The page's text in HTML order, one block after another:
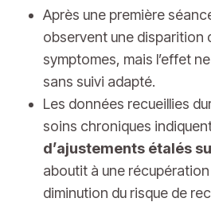
Après une première
observent une disparition
symptomes, mais l’effet
sans suivi adapté.
Les données recueillies
soins chroniques indiquent
d’ajustements étalés
aboutit à une
diminution du risque de